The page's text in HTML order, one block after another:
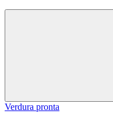
Verdura pronta